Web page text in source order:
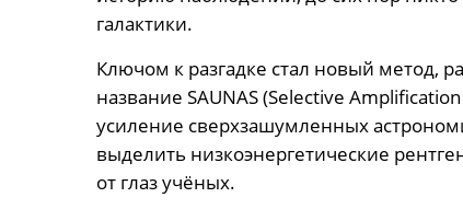
галактики.
Ключом к разгадке стал новый метод,
название SAUNAS (Selective
усиление сверхзашумленных
выделить низкоэнергетические
от глаз учёных.